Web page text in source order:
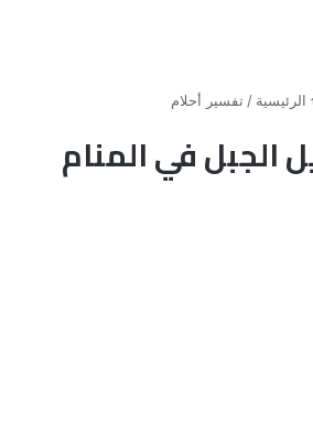
الرئيسية / تفسير أحلام
الجبل في المنام